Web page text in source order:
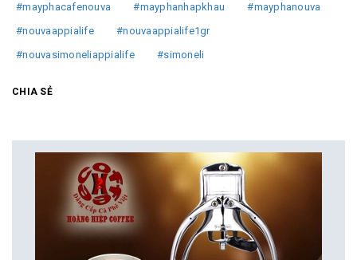
#mayphacafenouva
#mayphanhapkhau
#mayphanouva
#nouvaappialife
#nouvaappialife1gr
#nouvasimoneliappialife
#simoneli
CHIA SẺ